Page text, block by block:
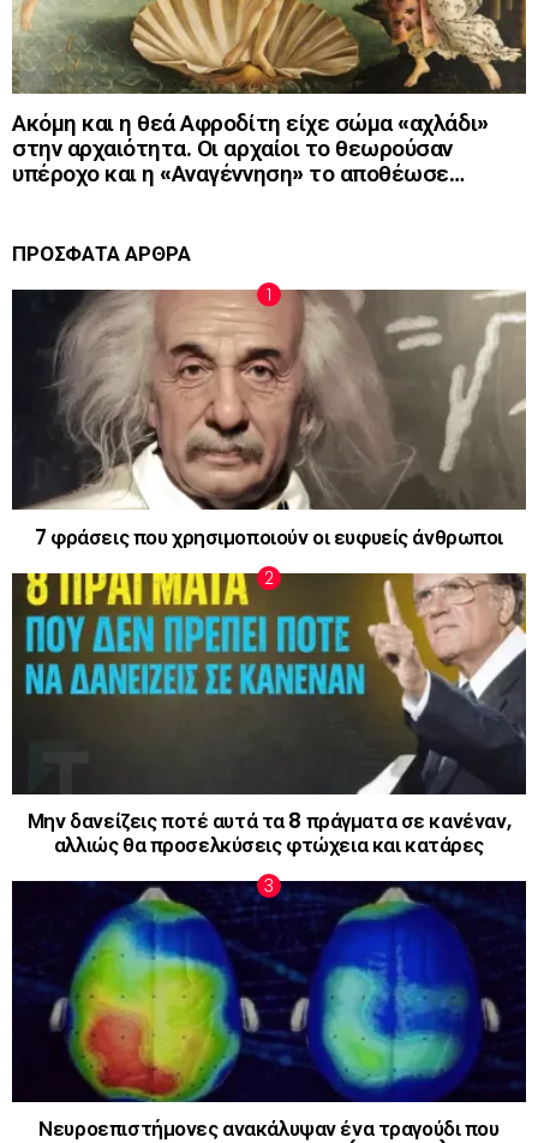
Ακόμη και η θεά Αφροδίτη είχε σώμα «αχλάδι»
στην αρχαιότητα. Οι αρχαίοι το θεωρούσαν
υπέροχο και η «Αναγέννηση» το αποθέωσε…
ΠΡΟΣΦΑΤΑ ΑΡΘΡΑ
7 φράσεις που χρησιμοποιούν οι ευφυείς άνθρωποι
Μην δανείζεις ποτέ αυτά τα 8 πράγματα σε κανέναν,
αλλιώς θα προσελκύσεις φτώχεια και κατάρες
Νευροεπιστήμονες ανακάλυψαν ένα τραγούδι που